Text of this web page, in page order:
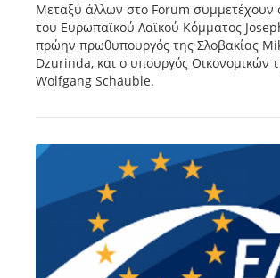
Μεταξύ άλλων στο Forum συμμετέχουν
του Ευρωπαϊκού Λαϊκού Κόμματος
πρώην πρωθυπουργός της Σλοβακίας
Dzurinda, και ο υπουργός Οικονομικών
Wolfgang Schäuble.